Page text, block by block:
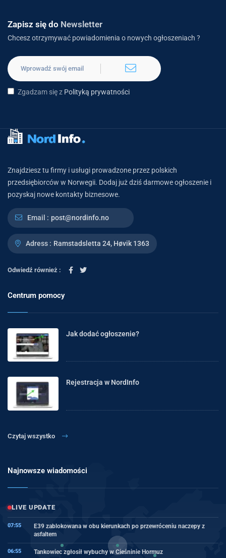
Zapisz się do Newsletter
Chcesz otrzymywać powiadomienia o nowych ogłoszeniach ?
Zgadzam się z Polityką prywatności
Znajdziesz tu firmy i usługi prowadzone przez polskich
przedsiębiorców w Norwegii. Dodaj już dziś darmowe ogłoszenie i
pozyskaj nowe kontakty biznesowe.
Email : post@nordinfo.no
Adress : Ramstadsletta 24, Høvik 1363
Odwiedź również :
Centrum pomocy
Jak dodać ogłoszenie?
Rejestracja w NordInfo
Czytaj wszystko
Najnowsze wiadomości
LIVE UPDATE
07:55
E39 zablokowana w obu kierunkach po przewróceniu naczepy z
asfaltem
06:55 Tankowiec zgłosił wybuchy w Cieśninie Hormuz